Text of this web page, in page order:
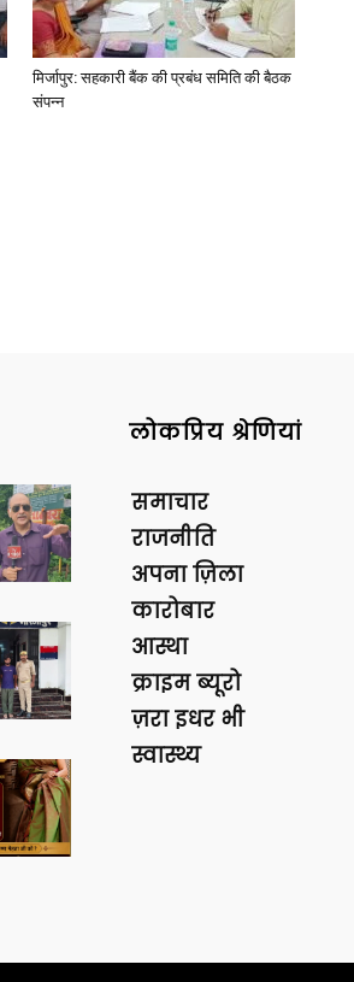
News
मिर्जापुर: सहकारी बैंक की प्रबंध समिति की बैठक
संपन्न
लोकप्रिय श्रेणियां
समाचार
राजनीति
अपना ज़िला
कारोबार
आस्था
क्राइम ब्यूरो
ज़रा इधर भी
स्वास्थ्य